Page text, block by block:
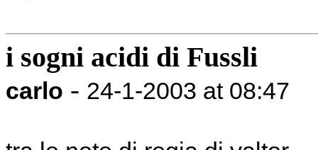
i sogni acidi di Fussli
carlo - 24-1-2003 at 08:47